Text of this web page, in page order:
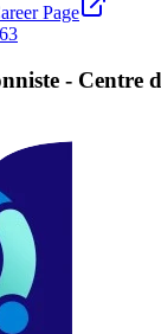
Page
63
- Centre